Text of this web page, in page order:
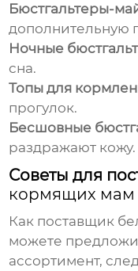
Бюстгальтеры-
дополнительную
Ночные
сна.
Топы для
прогулок.
Бесшовные
раздражают кожу.
Советы для
кормящих мам
Как поставщик
можете
ассортимент,